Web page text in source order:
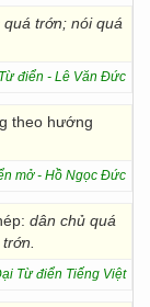
quá trớn; nói quá
điển - Lê Văn Đức
theo hướng
mở - Hồ Ngọc Đức
dân chủ quá
Từ điển Tiếng Việt